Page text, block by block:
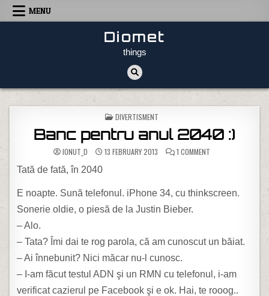
Skip to content
MENU
Diomet
things
POSTED IN
DIVERTISMENT
Banc pentru anul 2040 :)
IONUT_D 13 FEBRUARY 2013 1 COMMENTON BANC PENTRU
Tată de fată, în 2040
E noapte. Sună telefonul. iPhone 34, cu thinkscreen.
Sonerie oldie, o piesă de la Justin Bieber.
– Alo.
– Tata? Îmi dai te rog parola, că am cunoscut un băiat.
– Ai înnebunit? Nici măcar nu-l cunosc.
– I-am făcut testul ADN şi un RMN cu telefonul, i-am
verificat cazierul pe Facebook şi e ok. Hai, te rooog..